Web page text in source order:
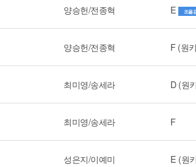
양승헌/전종혁 E 조옮
양승헌/전종혁 F (원
최미영/송세라 D (원
최미영/송세라 F
성은지/이예미 E (원